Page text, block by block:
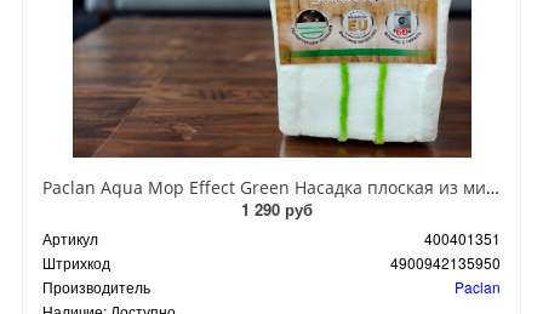
Paclan Aqua Mop Effect Green Насадка плоская из микрофибры для швабры
1 290 руб
Артикул
400401351
Штрихкод
4900942135950
Производитель
Paclan